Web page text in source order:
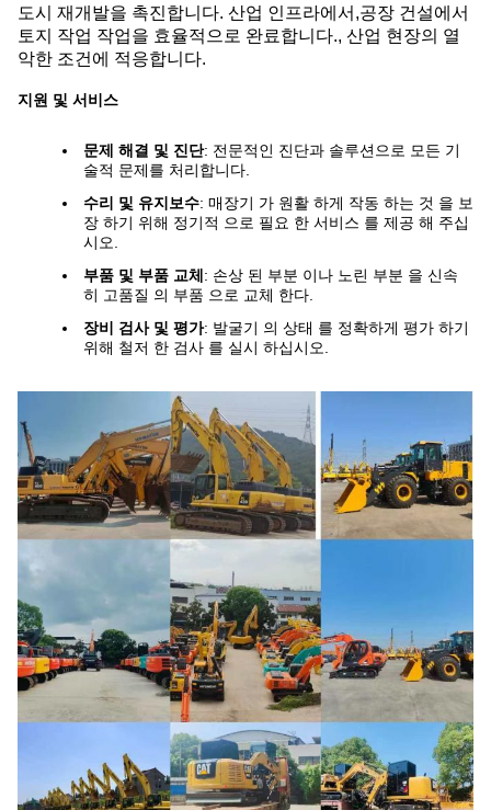
도시 재개발을 촉진합니다. 산업 인프라에서,공장 건설에서
토지 작업 작업을 효율적으로 완료합니다., 산업 현장의 열
악한 조건에 적응합니다.
지원 및 서비스
문제 해결 및 진단: 전문적인 진단과 솔루션으로 모든 기
술적 문제를 처리합니다.
수리 및 유지보수: 매장기 가 원활 하게 작동 하는 것 을 보
장 하기 위해 정기적 으로 필요 한 서비스 를 제공 해 주십
시오.
부품 및 부품 교체 : 손상 된 부분 이나 노린 부분 을 신속
히 고품질 의 부품 으로 교체 한다.
장비 검사 및 평가: 발굴기 의 상태 를 정확하게 평가 하기
위해 철저 한 검사 를 실시 하십시오.